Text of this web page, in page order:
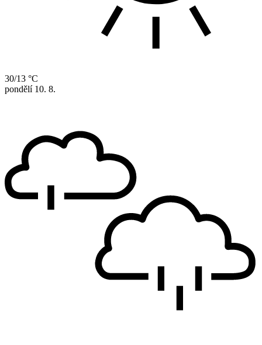
30/13 °C
pondělí 10. 8.